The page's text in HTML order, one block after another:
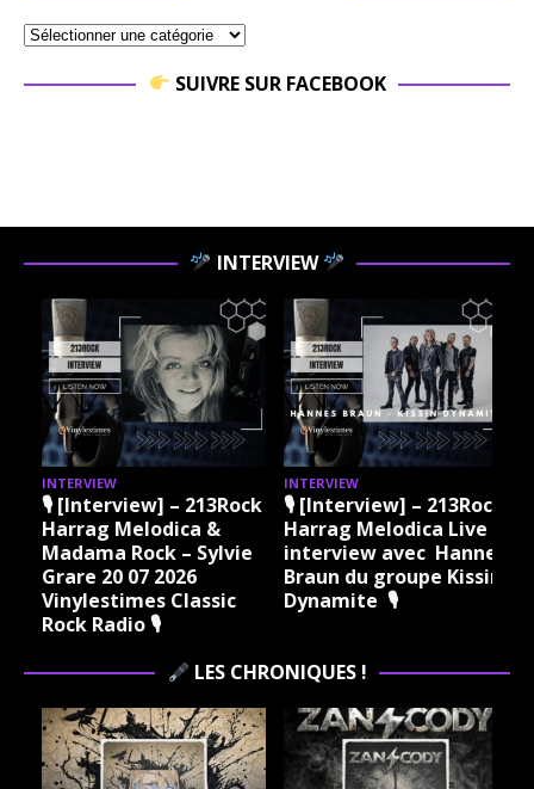
SUIVRE SUR FACEBOOK
INTERVIEW
INTERVIEW
🎙 [Interview] – 213Rock
Harrag Melodica &
Madama Rock – Sylvie
Grare 20 07 2026
Vinylestimes Classic
Rock Radio 🎙
INTERVIEW
🎙 [Interview] – 213Rock
Harrag Melodica Live
interview avec Hannes
Braun du groupe Kissin
Dynamite 🎙
LES CHRONIQUES !